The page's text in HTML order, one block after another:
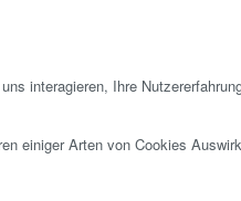
interagieren, Ihre
einiger Arten von Cookies